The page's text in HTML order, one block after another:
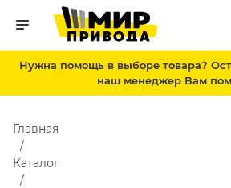
Нужна помощь в выборе товара?
наш менеджер Вам
Главная
Каталог